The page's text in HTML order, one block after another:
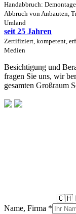
Handabbruch:
Abbruch von Anbauten,
Umland
seit 25 Jahren
Zertifiziert, kompetent,
Medien
Besichtigung und
fragen Sie uns, wir
gesamten Großraum
🇨🇭
Name, Firma *